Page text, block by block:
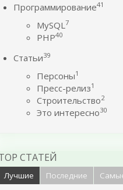
Программирование41
MySQL7
PHP40
Статьи39
Персоны1
Пресс-релиз1
Строительство2
Это интересно30
СТАТЕЙ
Лучшие Последние